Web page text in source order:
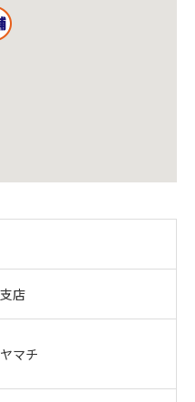
店
マチ